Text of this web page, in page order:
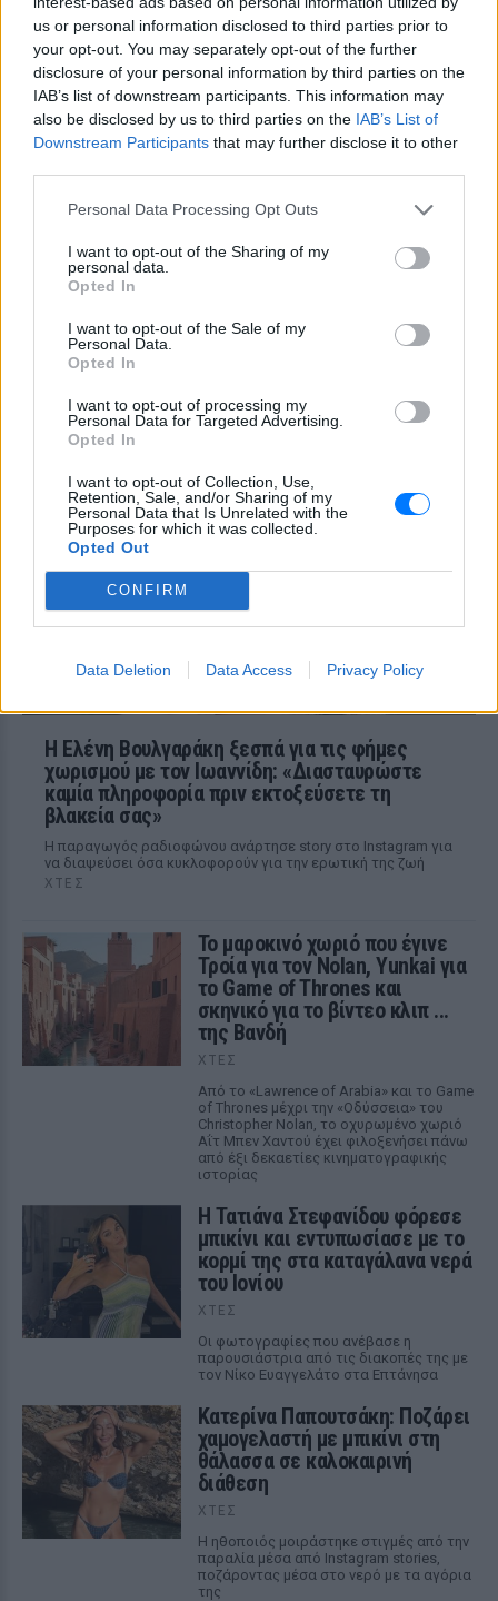
us or personal information disclosed to third parties prior to
your opt-out. You may separately opt-out of the further
disclosure of your personal information by third parties on the
IAB’s list of downstream participants. This information may
also be disclosed by us to third parties on the IAB’s List of
Downstream Participants that may further disclose it to other
Personal Data Processing Opt Outs
I want to opt-out of the Sharing of my
personal data.
Opted In
I want to opt-out of the Sale of my
Personal Data.
Opted In
I want to opt-out of processing my
Personal Data for Targeted Advertising.
Opted In
I want to opt-out of Collection, Use,
Retention, Sale, and/or Sharing of my
Personal Data that Is Unrelated with the
Purposes for which it was collected.
Opted Out
CONFIRM
Data Deletion Data Access Privacy Policy
– Η απίθανη μεταμόρφωσή της
έγινε viral
ΠΡΙΝ 9 ΏΡΕΣ
Ενώ φρόντιζε όλους τους άλλους...
κανείς δεν φρόντισε για εκείνη
έγραψα το """"My Number
ΧΤΕΣ
μουσικής, 22 χρόνια μετά τη νίκη της
Ελλάδας στη Eurovision.
«Πάω διακοπές έναν μήνα» ‑ Η
απίθανη ατάκα στην κάμερα του
ΧΤΕΣ
Η κάμερα της εκπομπής «Κοινωνία Ώρα
MEGA» κατέγραψε τη διασκεδαστική
Η Ελένη Βουλγαράκη ξεσπά για τις φήμες
χωρισμού με τον Ιωαννίδη: «Διασταυρώστε
καμία πληροφορία πριν εκτοξεύσετε τη
βλακεία σας»
Η παραγωγός ραδιοφώνου ανάρτησε story στο Instagram για
να διαψεύσει όσα κυκλοφορούν για την ερωτική της ζωή
ΧΤΕΣ
Το μαροκινό χωριό που έγινε
Τροία για τον Nolan, Yunkai για
το Game of Thrones και
σκηνικό για το βίντεο κλιπ ...
της Βανδή
ΧΤΕΣ
Από το «Lawrence of Arabia» και το Game
of Thrones μέχρι την «Οδύσσεια» του
Christopher Nolan, το οχυρωμένο χωριό
Αΐτ Μπεν Χαντού έχει φιλοξενήσει πάνω
από έξι δεκαετίες κινηματογραφικής
ιστορίας
Η Τατιάνα Στεφανίδου φόρεσε
μπικίνι και εντυπωσίασε με το
κορμί της στα καταγάλανα νερά
του Ιονίου
ΧΤΕΣ
Οι φωτογραφίες που ανέβασε η
παρουσιάστρια από τις διακοπές της με
τον Νίκο Ευαγγελάτο στα Επτάνησα
Κατερίνα Παπουτσάκη: Ποζάρει
χαμογελαστή με μπικίνι στη
θάλασσα σε καλοκαιρινή
διάθεση
ΧΤΕΣ
Η ηθοποιός μοιράστηκε στιγμές από την
παραλία μέσα από Instagram stories,
ποζάροντας μέσα στο νερό με τα αγόρια
της